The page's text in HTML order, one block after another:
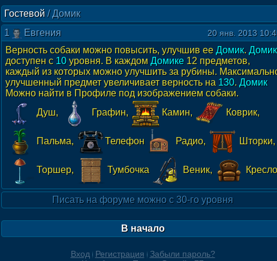
Гостевой / Домик
1
Евгения 20 янв. 2013
Верность собаки можно повысить, улучшив ее Домик. Домик
доступен с 10уровня. В каждом Домике 12 предметов,
каждый из которых можно улучшить за рубины.
улучшенный предмет увеличивает верность на 130. Домик
Можно найти в Профиле под изображением собаки.
Душ,
Графин, Камин, Коврик,
Пальма, Телефон Радио, Шторки,
Торшер, Тумбочка Веник, Кресло
Писать на форуме можно с 30-го уровня
В начало
Вход Регистрация
Забыли пароль?